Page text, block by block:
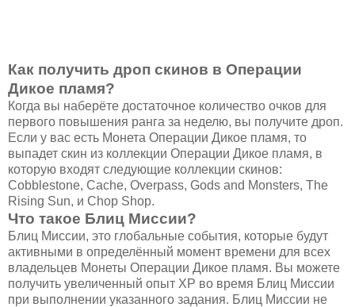
Как получить дроп скинов в Операции
Дикое пламя?
Когда вы наберёте достаточное количество очков для
первого повышения ранга за неделю, вы получите дроп.
Если у вас есть Монета Операции Дикое пламя, то
выпадет скин из коллекции Операции Дикое пламя, в
которую входят следующие коллекции скинов:
Cobblestone, Cache, Overpass, Gods and Monsters, The
Rising Sun, и Chop Shop.
Что такое Блиц Миссии?
Блиц Миссии, это глобальные события, которые будут
активными в определённый момент времени для всех
владельцев Монеты Операции Дикое пламя. Вы можете
получить увеличенный опыт XP во время Блиц Миссии
при выполнении указанного задания. Блиц Миссии не